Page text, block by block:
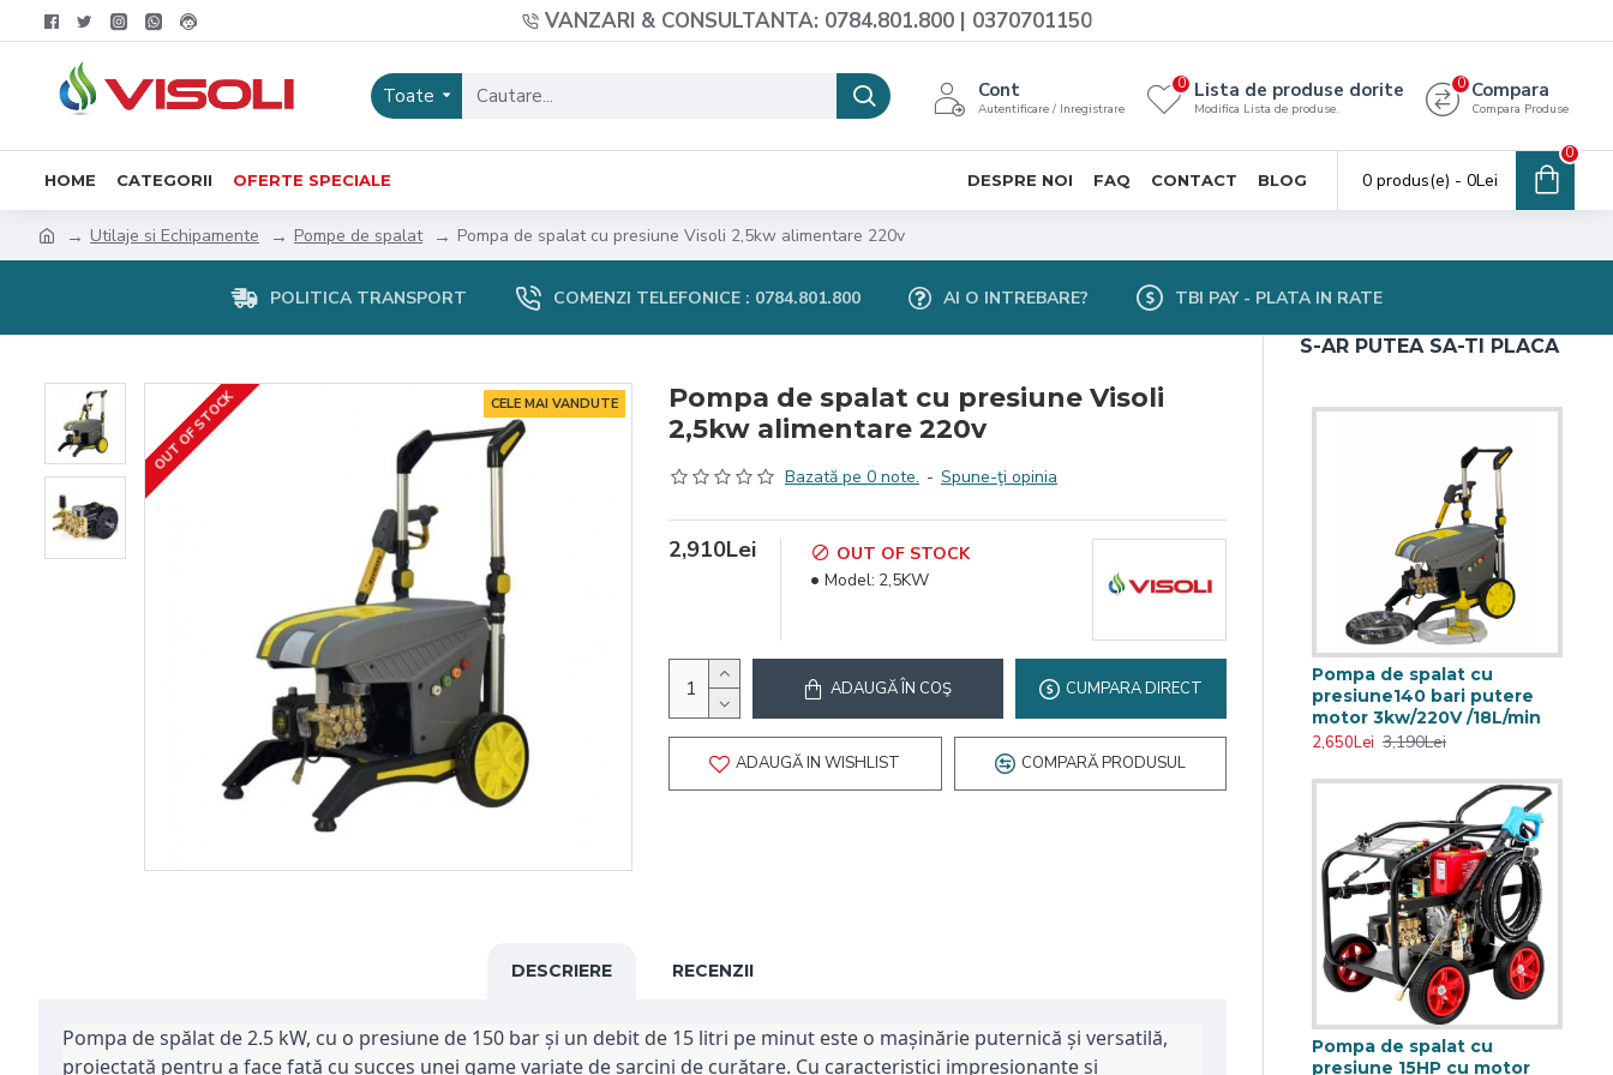
VANZARI & CONSULTANTA: 0784.801.800 | 0370701150
Toate Cont
Autentificare / Inregistrare
Lista de produse dorite
Modifica Lista de produse.
0 Compara
Compara Produse
0
HOME CATEGORII OFERTE SPECIALE DESPRE NOI FAQ CONTACT BLOG 0 produs(e) - 0Lei
0
Utilaje si Echipamente Pompe de spalat Pompa de spalat cu presiune Visoli 2,5kw alimentare 220v
POLITICA TRANSPORT COMENZI TELEFONICE : 0784.801.800 AI O INTREBARE? TBI PAY - PLATA IN RATE
CELE MAI VANDUTE
OUT OF STOCK
Pompa de spalat cu presiune Visoli
2,5kw alimentare 220v
Bazată pe 0 note. - Spune-ţi opinia
2,910Lei
OUT OF STOCK
Model: 2,5KW
ADAUGĂ ÎN COŞ CUMPARA DIRECT
ADAUGĂ IN WISHLIST COMPARĂ PRODUSUL
DESCRIERE RECENZII
Pompa de spălat de 2.5 kW, cu o presiune de 150 bar și un debit de 15 litri pe minut este o mașinărie puternică și versatilă,
proiectată pentru a face față cu succes unei game variate de sarcini de curățare. Cu caracteristici impresionante și
S-AR PUTEA SA-TI PLACA
Pompa de spalat cu
presiune140 bari putere
motor 3kw/220V /18L/min
2,650Lei 3,190Lei
Pompa de spalat cu
presiune 15HP cu motor